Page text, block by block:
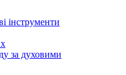
інструменти
за духовими